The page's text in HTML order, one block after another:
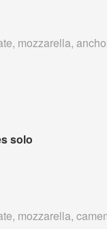
mozzarella,
solo
mozzarella,